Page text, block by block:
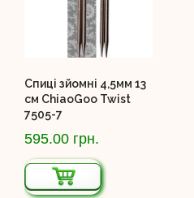
Спиці зйомні 4,5мм 13
см ChiaoGoo Twist
7505-7
595.00 грн.